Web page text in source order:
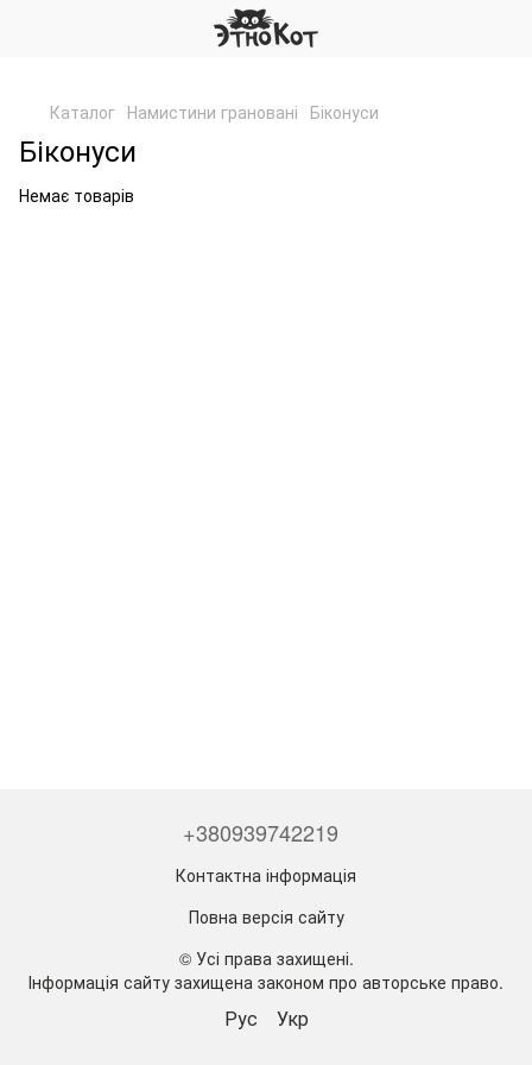
Каталог Намистини грановані Біконуси
Біконуси
Немає товарів
+380939742219
Контактна інформація
Повна версія сайту
© Усі права захищені.
Інформація сайту захищена законом про авторське право.
Рус Укр